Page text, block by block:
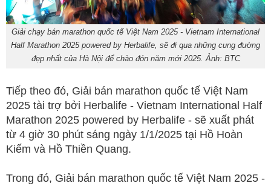
Giải chạy bán marathon quốc tế Việt Nam 2025 - Vietnam International
Half Marathon 2025 powered by Herbalife, sẽ đi qua những cung đường
đẹp nhất của Hà Nội để chào đón năm mới 2025. Ảnh: BTC
Tiếp theo đó, Giải bán marathon quốc tế Việt Nam
2025 tài trợ bởi Herbalife - Vietnam International Half
Marathon 2025 powered by Herbalife - sẽ xuất phát
từ 4 giờ 30 phút sáng ngày 1/1/2025 tại Hồ Hoàn
Kiếm và Hồ Thiền Quang.
Trong đó, Giải bán marathon quốc tế Việt Nam 2025 -